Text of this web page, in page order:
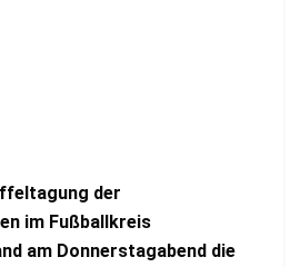
der
im Fußballkreis
am Donnerstagabend die